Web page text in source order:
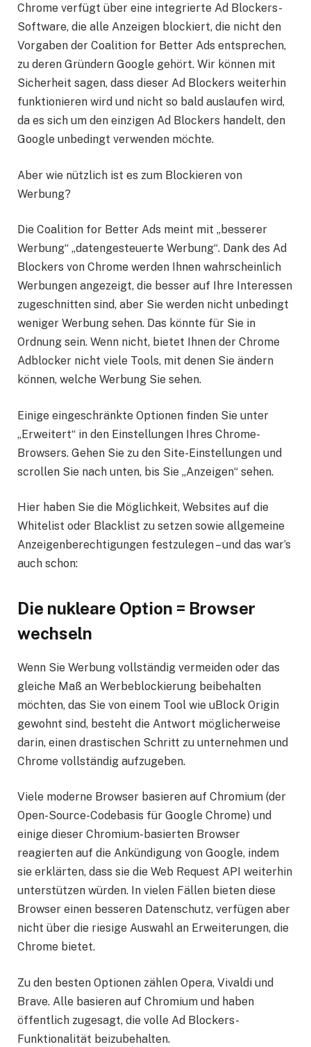
Chrome verfügt über eine integrierte Ad Blockers-
Software, die alle Anzeigen blockiert, die nicht den
Vorgaben der Coalition for Better Ads entsprechen,
zu deren Gründern Google gehört. Wir können mit
Sicherheit sagen, dass dieser Ad Blockers weiterhin
funktionieren wird und nicht so bald auslaufen wird,
da es sich um den einzigen Ad Blockers handelt, den
Google unbedingt verwenden möchte.
Aber wie nützlich ist es zum Blockieren von
Werbung?
Die Coalition for Better Ads meint mit „besserer
Werbung“ „datengesteuerte Werbung“. Dank des Ad
Blockers von Chrome werden Ihnen wahrscheinlich
Werbungen angezeigt, die besser auf Ihre Interessen
zugeschnitten sind, aber Sie werden nicht unbedingt
weniger Werbung sehen. Das könnte für Sie in
Ordnung sein. Wenn nicht, bietet Ihnen der Chrome
Adblocker nicht viele Tools, mit denen Sie ändern
können, welche Werbung Sie sehen.
Einige eingeschränkte Optionen finden Sie unter
„Erweitert“ in den Einstellungen Ihres Chrome-
Browsers. Gehen Sie zu den Site-Einstellungen und
scrollen Sie nach unten, bis Sie „Anzeigen“ sehen.
Hier haben Sie die Möglichkeit, Websites auf die
Whitelist oder Blacklist zu setzen sowie allgemeine
Anzeigenberechtigungen festzulegen – und das war’s
auch schon:
Die nukleare Option = Browser
wechseln
Wenn Sie Werbung vollständig vermeiden oder das
gleiche Maß an Werbeblockierung beibehalten
möchten, das Sie von einem Tool wie uBlock Origin
gewohnt sind, besteht die Antwort möglicherweise
darin, einen drastischen Schritt zu unternehmen und
Chrome vollständig aufzugeben.
Viele moderne Browser basieren auf Chromium (der
Open-Source-Codebasis für Google Chrome) und
einige dieser Chromium-basierten Browser
reagierten auf die Ankündigung von Google, indem
sie erklärten, dass sie die Web Request API weiterhin
unterstützen würden. In vielen Fällen bieten diese
Browser einen besseren Datenschutz, verfügen aber
nicht über die riesige Auswahl an Erweiterungen, die
Chrome bietet.
Zu den besten Optionen zählen Opera, Vivaldi und
Brave. Alle basieren auf Chromium und haben
öffentlich zugesagt, die volle Ad Blockers-
Funktionalität beizubehalten.